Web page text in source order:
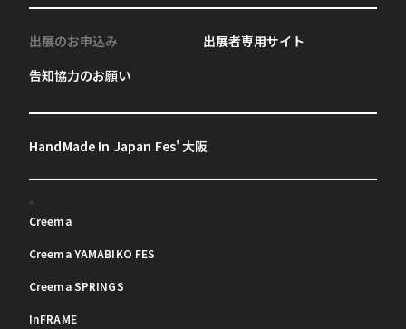
出展のお申込み
告知協力のお願い
出展者専用サイト
HandMade In Japan Fes' 大阪
Creema
Creema YAMABIKO FES
Creema SPRINGS
InFRAME